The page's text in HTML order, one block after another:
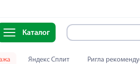
Каталог
Яндекс Сплит Ригла